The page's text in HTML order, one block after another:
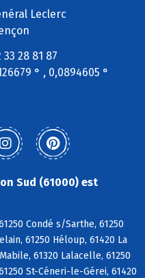
Leclerc
33 28 81 87
° , 0,0894605 °
Sud (61000) est
Condé s/Sarthe, 61250
61250 Héloup, 61420 La
61320 Lalacelle, 61250
St-Céneri-le-Gérei, 61420